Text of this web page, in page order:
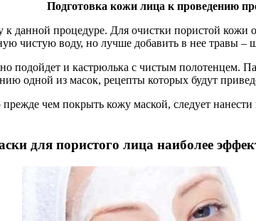
Подготовка кожи лица к проведению
данной процедуре. Для очистки пористой
чистую воду, но лучше добавить в нее травы –
подойдет и кастрюлька с чистым полотенцем.
одной из масок, рецепты которых будут
чем покрыть кожу маской, следует
для пористого лица наиболее